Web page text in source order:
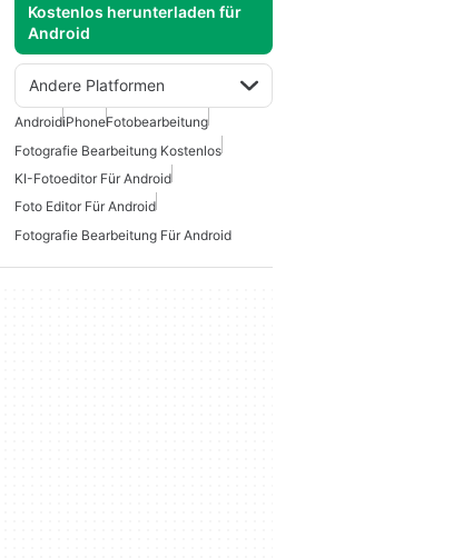
Kostenlos herunterladen für
Android
Andere Platformen
AndroidiPhoneFotobearbeitung
Fotografie Bearbeitung Kostenlos
KI-Fotoeditor Für Android
Foto Editor Für Android
Fotografie Bearbeitung Für Android